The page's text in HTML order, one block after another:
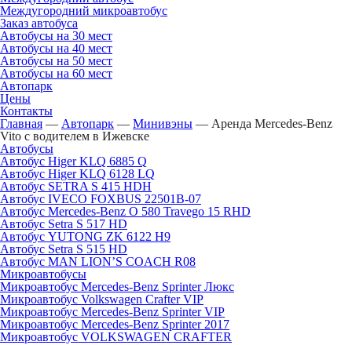
Междугородний микроавтобус
Заказ автобуса
Автобусы на 30 мест
Автобусы на 40 мест
Автобусы на 50 мест
Автобусы на 60 мест
Автопарк
Цены
Контакты
Главная — Автопарк — Минивэны — Аренда Mercedes-Benz
Vito с водителем в Ижевске
Автобусы
Автобус Higer KLQ 6885 Q
Автобус Higer KLQ 6128 LQ
Автобус SETRA S 415 HDH
Автобус IVECO FOXBUS 22501В-07
Автобус Mercedes-Benz O 580 Travego 15 RHD
Автобус Setra S 517 HD
Автобус YUTONG ZK 6122 H9
Автобус Setra S 515 HD
Автобус MAN LION’S COACH R08
Микроавтобусы
Микроавтобус Mercedes-Benz Sprinter Люкс
Микроавтобус Volkswagen Crafter VIP
Микроавтобус Mercedes-Benz Sprinter VIP
Микроавтобус Mercedes-Benz Sprinter 2017
Микроавтобус VOLKSWAGEN CRAFTER